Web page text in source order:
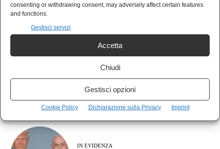
consenting or withdrawing consent, may adversely affect certain features
and functions.
Gestisci servizi
Accetta
Chiudi
Gestisci opzioni
Cookie Policy Dichiarazione sulla Privacy Imprint
Il pulpito di Mauro: quando il guru
draghiano seppellisce Conte per resuscitare
Draghi
IN EVIDENZA